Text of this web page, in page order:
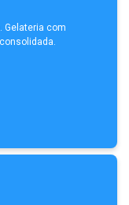
Gelateria com